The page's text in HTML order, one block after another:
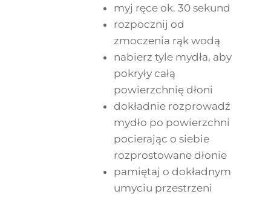
myj ręce ok. 30 sekund
rozpocznij od
zmoczenia rąk wodą
nabierz tyle mydła, aby
pokryły całą
powierzchnię dłoni
dokładnie rozprowadź
mydło po powierzchni
pocierając o siebie
rozprostowane dłonie
pamiętaj o dokładnym
umyciu przestrzeni